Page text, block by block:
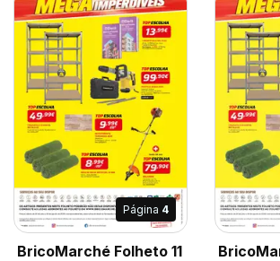
Página 4
BricoMarché Folheto 11